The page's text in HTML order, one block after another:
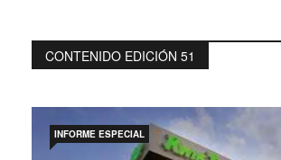
CONTENIDO EDICIÓN 51
INFORME ESPECIAL